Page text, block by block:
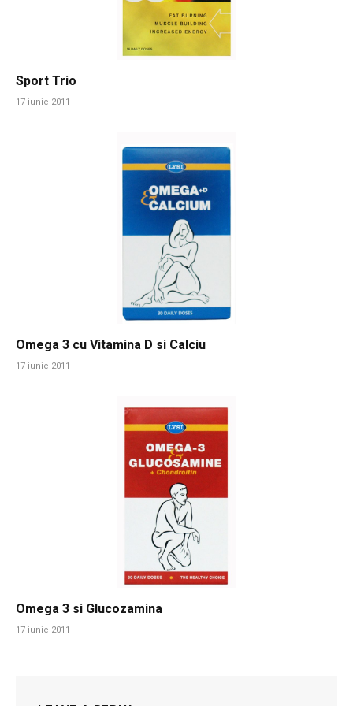
Sport Trio
17 iunie 2011
Omega 3 cu Vitamina D si Calciu
17 iunie 2011
Omega 3 si Glucozamina
17 iunie 2011